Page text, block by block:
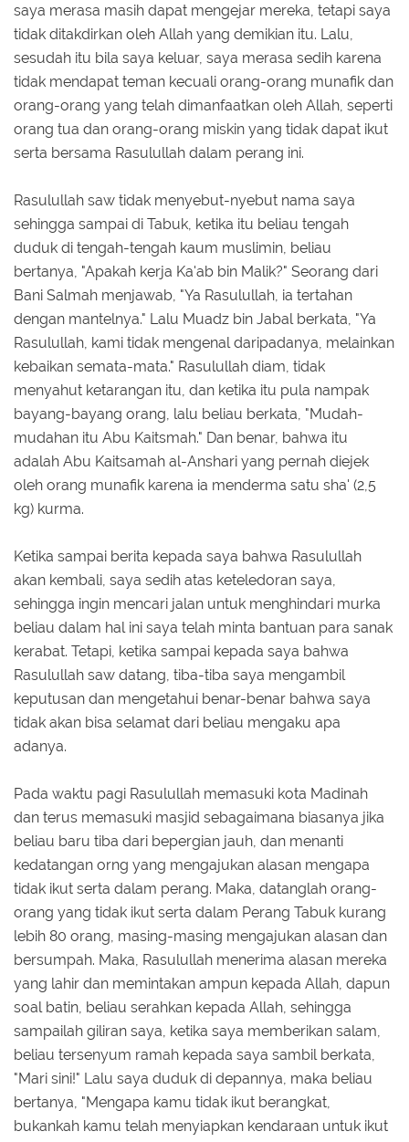
saya merasa masih dapat mengejar mereka, tetapi saya
tidak ditakdirkan oleh Allah yang demikian itu. Lalu,
sesudah itu bila saya keluar, saya merasa sedih karena
tidak mendapat teman kecuali orang-orang munafik dan
orang-orang yang telah dimanfaatkan oleh Allah, seperti
orang tua dan orang-orang miskin yang tidak dapat ikut
serta bersama Rasulullah dalam perang ini.
Rasulullah saw tidak menyebut-nyebut nama saya
sehingga sampai di Tabuk, ketika itu beliau tengah
duduk di tengah-tengah kaum muslimin, beliau
bertanya, "Apakah kerja Ka'ab bin Malik?" Seorang dari
Bani Salmah menjawab, "Ya Rasulullah, ia tertahan
dengan mantelnya." Lalu Muadz bin Jabal berkata, "Ya
Rasulullah, kami tidak mengenal daripadanya, melainkan
kebaikan semata-mata." Rasulullah diam, tidak
menyahut ketarangan itu, dan ketika itu pula nampak
bayang-bayang orang, lalu beliau berkata, "Mudah-
mudahan itu Abu Kaitsmah." Dan benar, bahwa itu
adalah Abu Kaitsamah al-Anshari yang pernah diejek
oleh orang munafik karena ia menderma satu sha' (2,5
kg) kurma.
Ketika sampai berita kepada saya bahwa Rasulullah
akan kembali, saya sedih atas keteledoran saya,
sehingga ingin mencari jalan untuk menghindari murka
beliau dalam hal ini saya telah minta bantuan para sanak
kerabat. Tetapi, ketika sampai kepada saya bahwa
Rasulullah saw datang, tiba-tiba saya mengambil
keputusan dan mengetahui benar-benar bahwa saya
tidak akan bisa selamat dari beliau mengaku apa
adanya.
Pada waktu pagi Rasulullah memasuki kota Madinah
dan terus memasuki masjid sebagaimana biasanya jika
beliau baru tiba dari bepergian jauh, dan menanti
kedatangan orng yang mengajukan alasan mengapa
tidak ikut serta dalam perang. Maka, datanglah orang-
orang yang tidak ikut serta dalam Perang Tabuk kurang
lebih 80 orang, masing-masing mengajukan alasan dan
bersumpah. Maka, Rasulullah menerima alasan mereka
yang lahir dan memintakan ampun kepada Allah, dapun
soal batin, beliau serahkan kepada Allah, sehingga
sampailah giliran saya, ketika saya memberikan salam,
beliau tersenyum ramah kepada saya sambil berkata,
"Mari sini!" Lalu saya duduk di depannya, maka beliau
bertanya, "Mengapa kamu tidak ikut berangkat,
bukankah kamu telah menyiapkan kendaraan untuk ikut